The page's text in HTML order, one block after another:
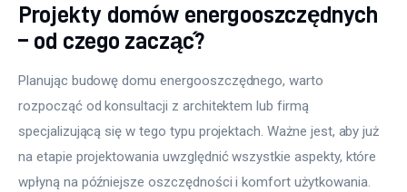
Projekty domów energooszczędnych
– od czego zacząć?
Planując budowę domu energooszczędnego, warto
rozpocząć od konsultacji z architektem lub firmą
specjalizującą się w tego typu projektach. Ważne jest, aby już
na etapie projektowania uwzględnić wszystkie aspekty, które
wpłyną na późniejsze oszczędności i komfort użytkowania.